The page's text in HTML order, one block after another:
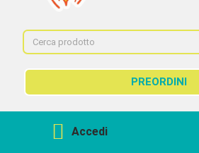
PREORDINI
Accedi